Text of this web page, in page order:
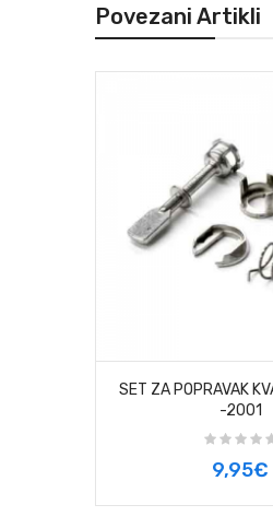
Povezani Artikli
SET ZA POPRAVAK
-2001
9,95€